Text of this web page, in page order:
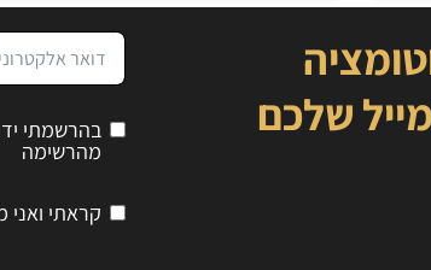
בהרשמתי
מהרשימה
קראתי